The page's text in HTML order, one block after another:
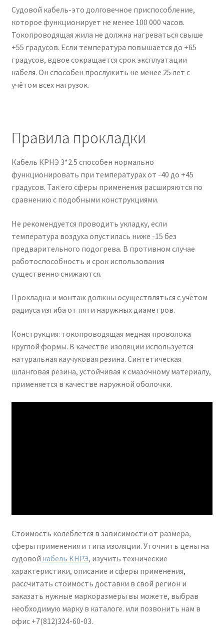
Судовой кабель-это долговечное приспособление,
которое функционирует не менее 100 000 часов.
Токопроводящая жила не должна нагреваться свыше
+55 градусов. Если температура повышается до +65
градусов, вдвое сокращается срок эксплуатации
кабеля. Он способен прослужить не менее 25 лет с
учётом всех нагрузок.
Правила прокладки
Кабель КРНЭ 3*2.5 способен нормально
функционировать при температурах от -40 до +45
градусов. Так его сферы применения расширяются по
сравнению с подобными конструкциями.
Не рекомендуется проводить укладку, если
температура воздуха опустилась ниже -15 без
предварительного подогрева. В противном случае
работоспособность и срок использования
существенно снижаются.
Прокладка и монтаж должны осуществляться с учётом
радиуса изгиба от пяти наружных диаметров.
Конструкция: токопроводящая медная проволока
круглой формы. В качестве изоляции используется
натуральная каучуковая резина. Синтетическая
шланговая резина, устойчивая к смазочному материалу,
применяется в качестве наружной оболочки.
Стоимость колеблется в зависимости от размера,
сферы применения и типа изоляции. Уточнить цены на
судовой кабель КНРЭ, изучить технические
характеристики, описание и сферы применения,
рассчитать стоимость доставки в свой регион и
заказать нужные маркоразмеры вы можете, выбрав
необходимую марку в каталоге. или позвонить нам в
офис +7(812)324-60-03.